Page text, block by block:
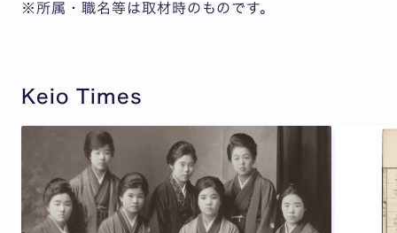
※所属・職名等は取材時のものです。
Keio Times